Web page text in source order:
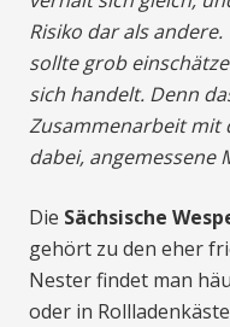
Risiko dar als
sollte grob
sich handelt. Denn
Zusammenarbeit mit
dabei, angemessene
Die Sächsische
gehört zu den eher
Nester findet man
oder in